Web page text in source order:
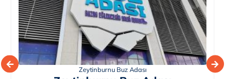
Gebze Olimpik Buz Pisti